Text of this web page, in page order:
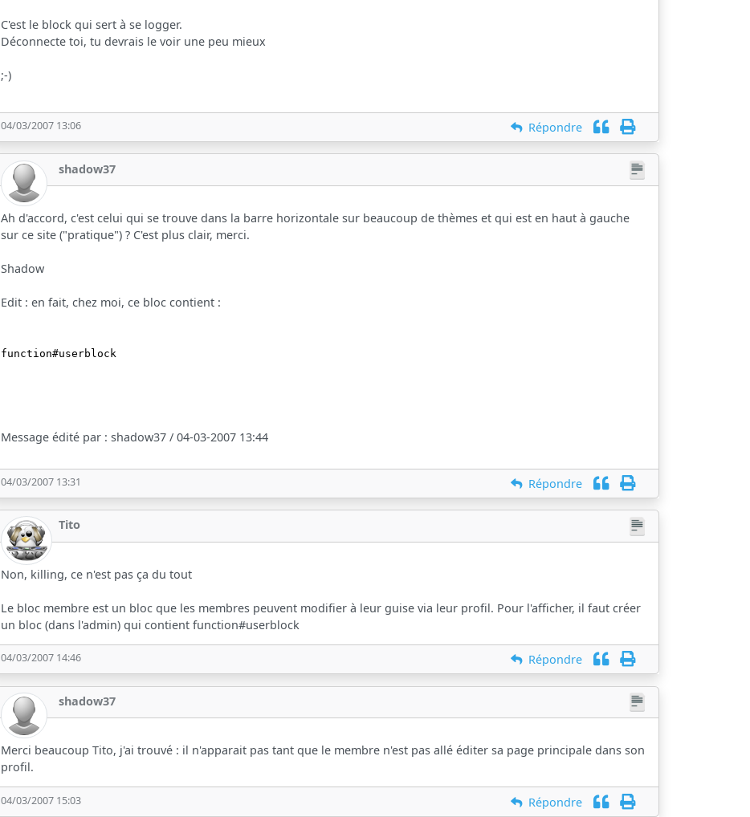
C'est le block qui sert à se logger.
Déconnecte toi, tu devrais le voir une peu mieux
;-)
04/03/2007 13:06 Répondre
shadow37
Ah d'accord, c'est celui qui se trouve dans la barre horizontale sur beaucoup de thèmes et qui est en haut à gauche
sur ce site ("pratique") ? C'est plus clair, merci.
Shadow
Edit : en fait, chez moi, ce bloc contient :
function#userblock
Message édité par : shadow37 / 04-03-2007 13:44
04/03/2007 13:31 Répondre
Tito
Non, killing, ce n'est pas ça du tout
Le bloc membre est un bloc que les membres peuvent modifier à leur guise via leur profil. Pour l'afficher, il faut créer
un bloc (dans l'admin) qui contient function#userblock
04/03/2007 14:46 Répondre
shadow37
Merci beaucoup Tito, j'ai trouvé : il n'apparait pas tant que le membre n'est pas allé éditer sa page principale dans son
profil.
04/03/2007 15:03 Répondre